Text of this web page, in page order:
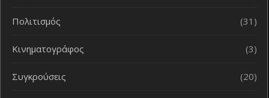
Πολιτισμός (31)
Κινηματογράφος (3)
Συγκρούσεις (20)